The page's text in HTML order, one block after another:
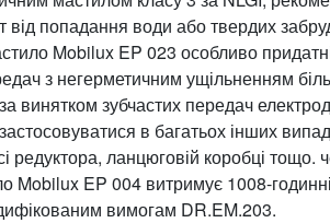
від попадання води або твердих
Mobilux EP 023 особливо
з негерметичним ущільненням
винятком зубчастих передач
в багатьох інших
редуктора, ланцюговій коробці тощо.
Mobilux EP 004 витримує 1008-
вимогам DR.EM.203.